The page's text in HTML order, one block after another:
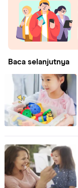
Baca selanjutnya